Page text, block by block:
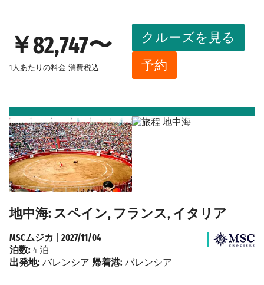
￥82,747〜
1人あたりの料金 消費税込
クルーズを見る
予約
地中海: スペイン, フランス, イタリア
MSCムジカ
2027/11/04
泊数: 4 泊
出発地: バレンシア 帰着港: バレンシア